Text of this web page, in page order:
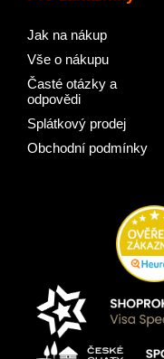
Jak na nákup
Vše o nákupu
Časté otázky a
odpovědi
Splátkový prodej
Obchodní podmínky